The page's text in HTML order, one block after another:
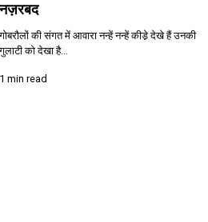
की संगत में आवारा नन्हें नन्हें कीडे़ देखे हैं उनकी
को देखा है...
1 min read